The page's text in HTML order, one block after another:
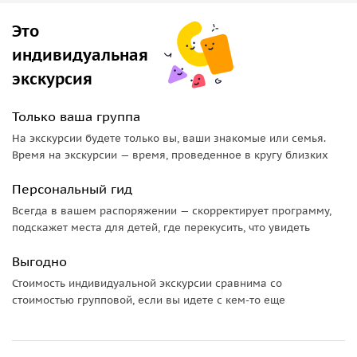
Пример программы на первый день
Стартуем рано утром. Разомнемся прогулкой до
Камышлинского водопада или доберемся до него на
моторафте по Катуни. Дальше держим путь на
мира. Ощутим мощь Ильгуменского порога, полюбуемся
панорамой сперевала Чике-Таман, изучим петроглифы
святилища Калбак-Таш и помедитируем над слиянием Чуи
с Катунью. По пути заедем к Гейзеровому озеру
совершить заброску на знаменитый«Алтайский Марс»
заселимся на уютную турбазу или в глэмпинг, разведем
костер и будем делиться впечатлениями, накопленными
за этот день и предвкушать то, что ждет нас завтра.
Это
индивидуальная
экскурсия
Только ваша группа
На экскурсии будете только вы, ваши знакомые или семья.
Время на экскурсии — время, проведенное в кругу близких
Персональный гид
Всегда в вашем распоряжении — скорректирует программу,
подскажет места для детей, где перекусить, что увидеть
Выгодно
Стоимость индивидуальной экскурсии сравнима со
стоимостью групповой, если вы идете с кем-то еще